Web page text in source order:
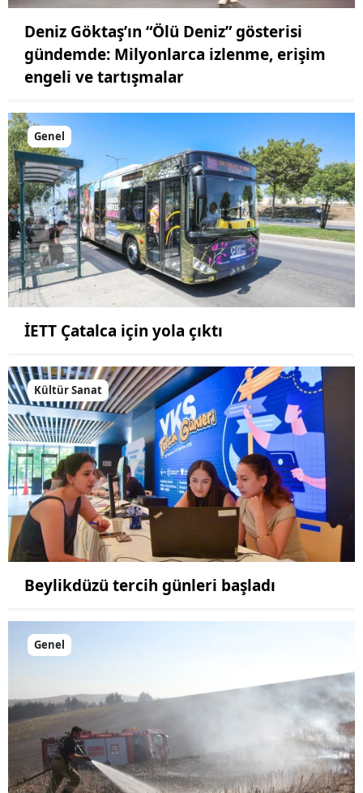
Deniz Göktaş’ın “Ölü Deniz” gösterisi
gündemde: Milyonlarca izlenme, erişim
engeli ve tartışmalar
Genel
İETT Çatalca için yola çıktı
Kültür Sanat
Beylikdüzü tercih günleri başladı
Genel